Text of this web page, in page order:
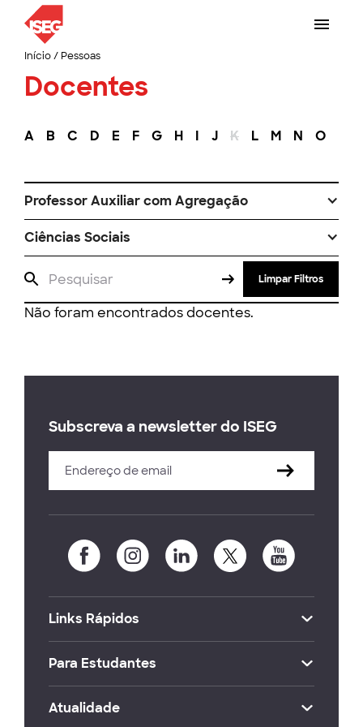
Início/ Pessoas
Docentes
A B C D E F G H I J K L M N O
Professor Auxiliar com Agregação
Ciências Sociais
Limpar Filtros
Não foram encontrados docentes.
Subscreva a newsletter do ISEG
Links Rápidos
Para Estudantes
Atualidade